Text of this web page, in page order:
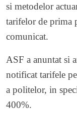
si metodelor
tarifelor de prima
comunicat.
ASF a anuntat si
notificat tarifele
a politelor, in
400%.